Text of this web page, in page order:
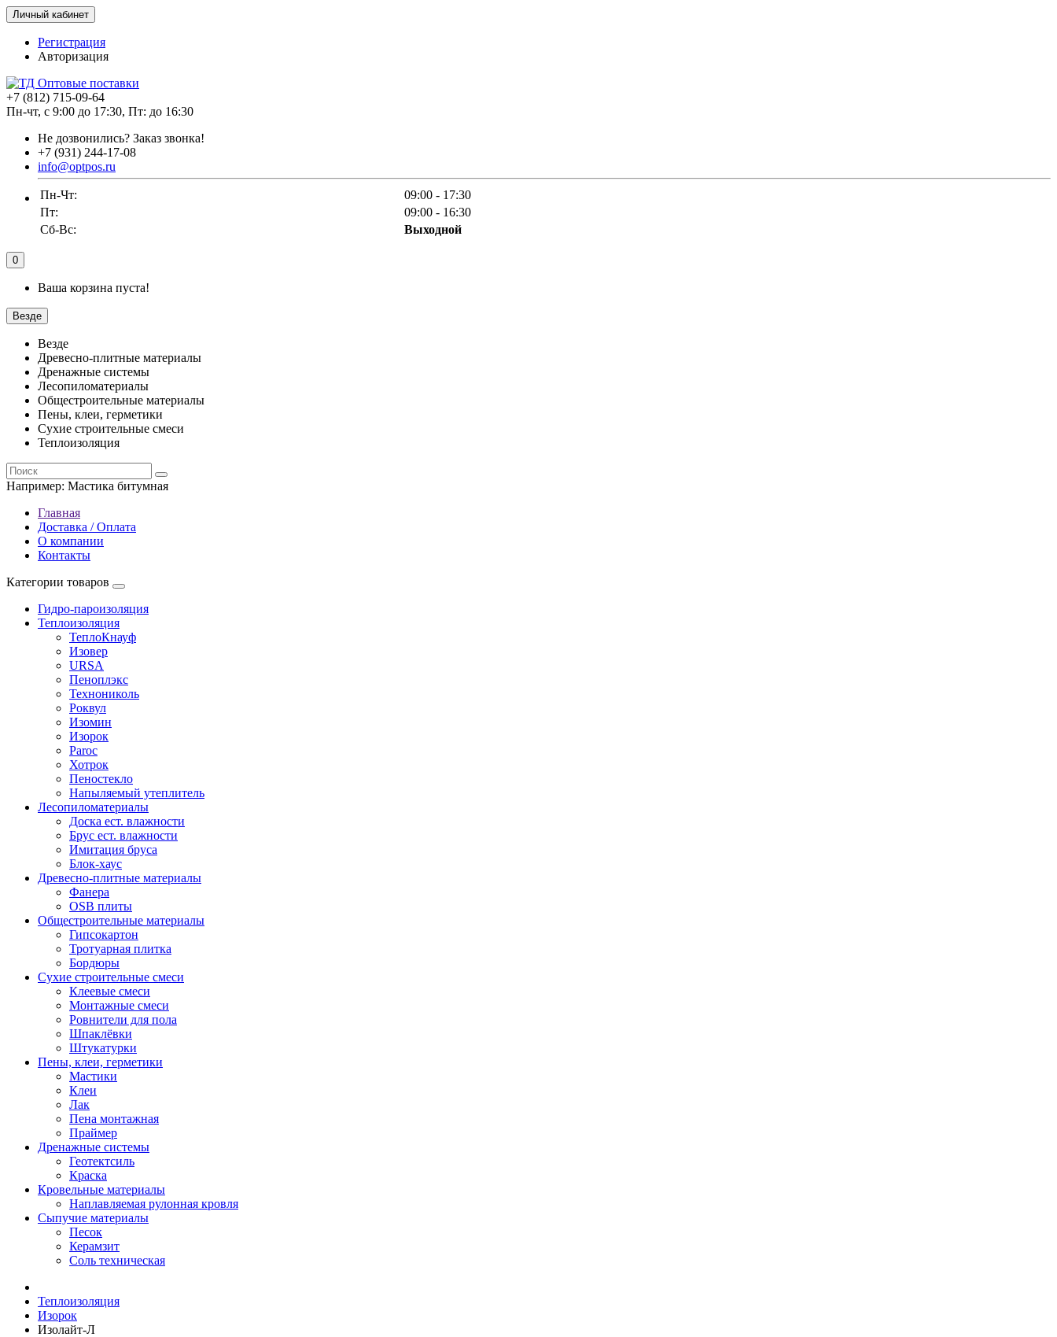
Личный кабинет
Регистрация
Авторизация
+7 (812) 715-09-64
Пн-чт, с 9:00 до 17:30, Пт: до 16:30
Не дозвонились? Заказ звонка!
+7 (931) 244-17-08
info@optpos.ru
Пн-Чт:
09:00 - 17:30
Пт:
09:00 - 16:30
Сб-Вс:
Выходной
0
Ваша корзина пуста!
Везде
Везде
Древесно-плитные материалы
Дренажные системы
Лесопиломатериалы
Общестроительные материалы
Пены, клеи, герметики
Сухие строительные смеси
Теплоизоляция
Например: Мастика битумная
Главная
Доставка / Оплата
О компании
Контакты
Категории товаров
Гидро-пароизоляция
Теплоизоляция
ТеплоКнауф
Изовер
URSA
Пеноплэкс
Технониколь
Роквул
Изомин
Изорок
Paroc
Хотрок
Пеностекло
Напыляемый утеплитель
Лесопиломатериалы
Доска ест. влажности
Брус ест. влажности
Имитация бруса
Блок-хаус
Древесно-плитные материалы
Фанера
OSB плиты
Общестроительные материалы
Гипсокартон
Тротуарная плитка
Бордюры
Сухие строительные смеси
Клеевые смеси
Монтажные смеси
Ровнители для пола
Шпаклёвки
Штукатурки
Пены, клеи, герметики
Мастики
Клеи
Лак
Пена монтажная
Праймер
Дренажные системы
Геотектсиль
Краска
Кровельные материалы
Наплавляемая рулонная кровля
Сыпучие материалы
Песок
Керамзит
Соль техническая
Теплоизоляция
Изорок
Изолайт-Л